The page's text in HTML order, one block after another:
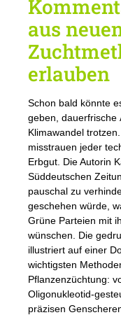
aus
erlauben
Schon bald könnte
geben, dauerfrische
Klimawandel
misstrauen jeder
Erbgut. Die Autorin
Süddeutschen
pauschal zu
geschehen würde,
Grüne Parteien mit
wünschen. Die
illustriert auf einer
wichtigsten
Pflanzenzüchtung:
Oligonukleotid-
präzisen